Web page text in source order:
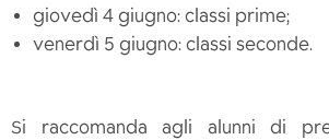
giovedì 4 giugno: classi prime;
venerdì 5 giugno: classi seconde.
Si raccomanda agli alunni di